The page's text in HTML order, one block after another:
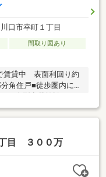
口市幸町１丁目
間取り図あり
賃貸中 表面利回り約
角住戸■徒歩圏内に
歩園内■来訪者の顔を
目 ３００万